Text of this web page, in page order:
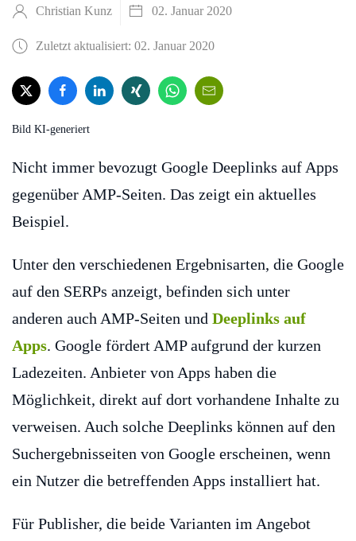
Christian Kunz 02. Januar 2020
Zuletzt aktualisiert: 02. Januar 2020
Bild KI-generiert
Nicht immer bevozugt Google Deeplinks auf Apps
gegenüber AMP-Seiten. Das zeigt ein aktuelles
Beispiel.
Unter den verschiedenen Ergebnisarten, die Google
auf den SERPs anzeigt, befinden sich unter
anderen auch AMP-Seiten und Deeplinks auf
Apps. Google fördert AMP aufgrund der kurzen
Ladezeiten. Anbieter von Apps haben die
Möglichkeit, direkt auf dort vorhandene Inhalte zu
verweisen. Auch solche Deeplinks können auf den
Suchergebnisseiten von Google erscheinen, wenn
ein Nutzer die betreffenden Apps installiert hat.
Für Publisher, die beide Varianten im Angebot